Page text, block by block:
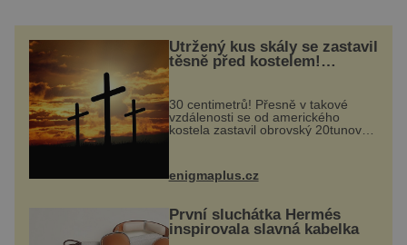
Utržený kus skály se zastavil
těsně před kostelem!
Ochránila ho boží síla?
30 centimetrů! Přesně v takové
vzdálenosti se od amerického
kostela zastavil obrovský 20tunový
při její demolici. Podle místních stojí
...
enigmaplus.cz
První sluchátka Hermés
inspirovala slavná kabelka